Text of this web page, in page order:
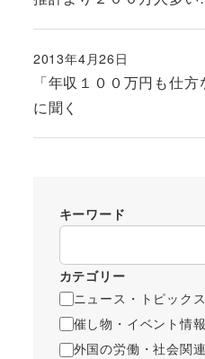
「年収１００万円も仕
に聞く
投稿日
2013年4月26日
キーワード
カテゴリー
ニュース・トピックス
催し物・イベント情報
外国の労働・社会関